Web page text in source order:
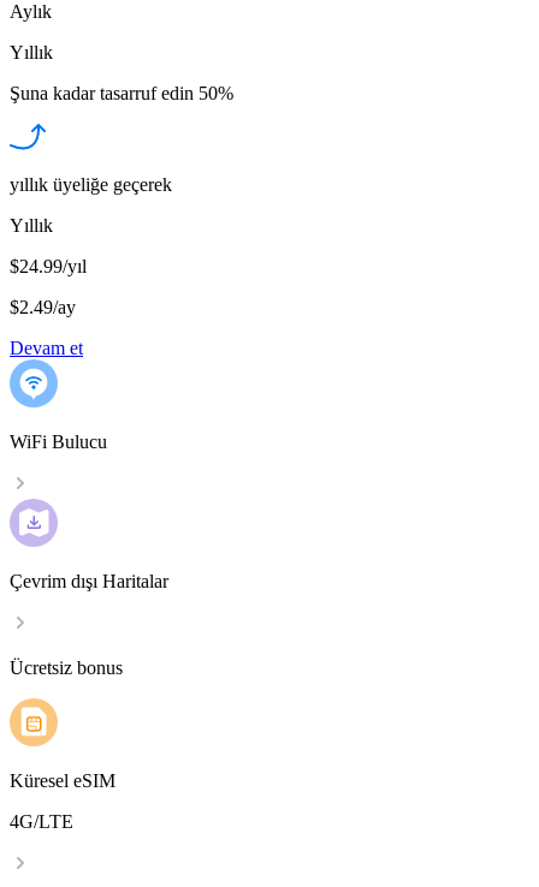
Aylık
Yıllık
Şuna kadar tasarruf edin 50%
yıllık üyeliğe geçerek
Yıllık
$24.99/yıl
$2.49/ay
Devam et
WiFi Bulucu
Çevrim dışı Haritalar
Ücretsiz bonus
Küresel eSIM
4G/LTE